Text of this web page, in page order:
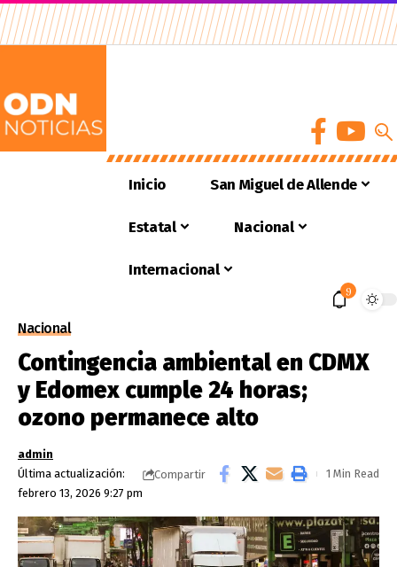
Inicio San Miguel de Allende
Estatal Nacional
Internacional
9
Nacional
Contingencia ambiental en CDMX
y Edomex cumple 24 horas;
ozono permanece alto
Última actualización:
febrero 13, 2026 9:27 pm
admin
Compartir
1 Min Read